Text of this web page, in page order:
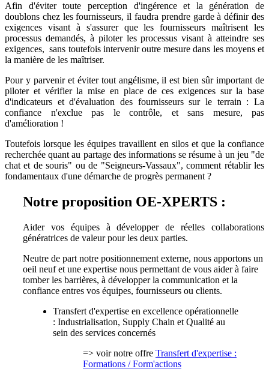
Afin d'éviter toute perception d'ingérence et la génération de
doublons chez les fournisseurs, il faudra prendre garde à définir des
exigences visant à s'assurer que les fournisseurs maîtrisent les
processus demandés, à piloter les processus visant à atteindre ses
exigences, sans toutefois intervenir outre mesure dans les moyens et
la manière de les maîtriser.
Pour y parvenir et éviter tout angélisme, il est bien sûr important de
piloter et vérifier la mise en place de ces exigences sur la base
d'indicateurs et d'évaluation des fournisseurs sur le terrain : La
confiance n'exclue pas le contrôle, et sans mesure, pas
d'amélioration !
Toutefois lorsque les équipes travaillent en silos et que la confiance
recherchée quant au partage des informations se résume à un jeu "de
chat et de souris" ou de "Seigneurs-Vassaux", comment rétablir les
fondamentaux d'une démarche de progrès permanent ?
Notre proposition OE-XPERTS :
Aider vos équipes à développer de réelles collaborations
génératrices de valeur pour les deux parties.
Neutre de part notre positionnement externe, nous apportons un
oeil neuf et une expertise nous permettant de vous aider à faire
tomber les barrières, à développer la communication et la
confiance entres vos équipes, fournisseurs ou clients.
Transfert d'expertise en excellence opérationnelle
: Industrialisation, Supply Chain et Qualité au
sein des services concernés
=> voir notre offre Transfert d'expertise :
Formations / Form'actions